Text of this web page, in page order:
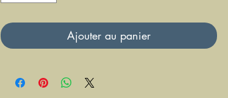
Ajouter au panier